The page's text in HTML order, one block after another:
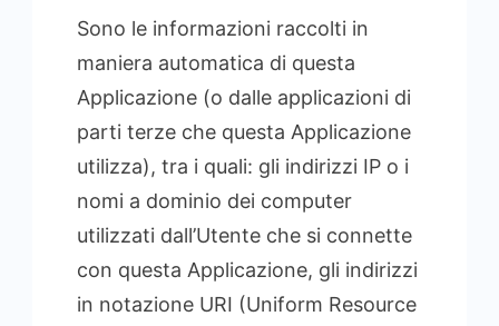
Sono le informazioni raccolti in
maniera automatica di questa
Applicazione (o dalle applicazioni di
parti terze che questa Applicazione
utilizza), tra i quali: gli indirizzi IP o i
nomi a dominio dei computer
utilizzati dall’Utente che si connette
con questa Applicazione, gli indirizzi
in notazione URI (Uniform Resource